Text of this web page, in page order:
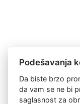
Podešavanja
Da biste brzo
da vam se ne bi
saglasnost za